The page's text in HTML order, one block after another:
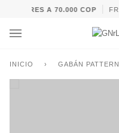
A 70.000 COP
INICIO › GABÁN